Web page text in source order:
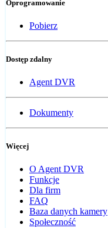
Oprogramowanie
Pobierz
Dostęp zdalny
Agent DVR
Dokumenty
Więcej
O Agent DVR
Funkcje
Dla firm
FAQ
Baza danych kamery
Społeczność